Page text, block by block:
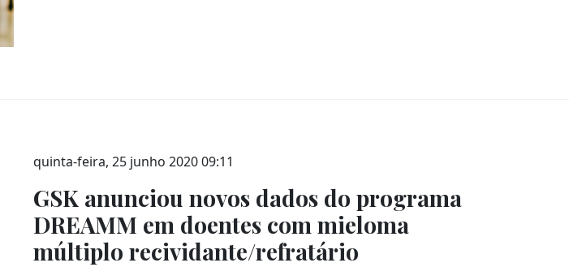
quinta-feira, 25 junho 2020 09:11
GSK anunciou novos dados do programa
DREAMM em doentes com mieloma
múltiplo recividante/refratário